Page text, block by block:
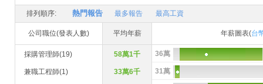
排列順序: 熱門報告 最多報告 最高工資
公司職位(發表人數) 平均年薪 年薪圖表(台
採購管理師(19) 58萬1千 36萬
兼職工程師(1) 33萬6千 31萬